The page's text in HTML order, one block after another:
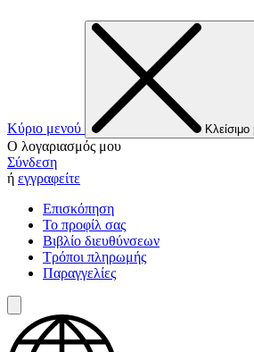
Κύριο μενού
Ο λογαριασμός μου
Σύνδεση
ή εγγραφείτε
Επισκόπηση
Το προφίλ σας
Βιβλίο διευθύνσεων
Τρόποι πληρωμής
Παραγγελίες